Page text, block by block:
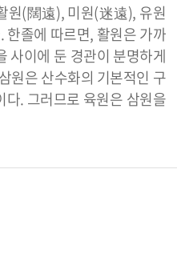
원(闊遠), 미원(迷遠), 유원
졸에 따르면, 활원은 가까
사이에 둔 경관이 분명하게
원은 산수화의 기본적인 구
. 그러므로 육원은 삼원을